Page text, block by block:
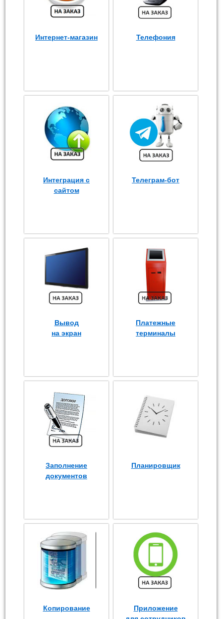
Интернет-магазин Телефония
Интеграция с
сайтом
Телеграм-бот
Вывод
на экран
Платежные
терминалы
Заполнение
документов
Планировщик
Копирование
Приложение